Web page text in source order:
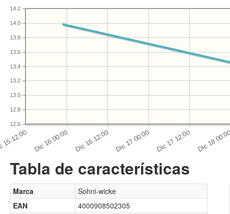
12.6
12.8
13.0
13.2
13.4
13.6
13.8
14.0
14.2
Tabla de características
Marca
Sohni-wicke
EAN
4000908502305